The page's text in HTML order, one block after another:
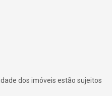
dos imóveis estão sujeitos